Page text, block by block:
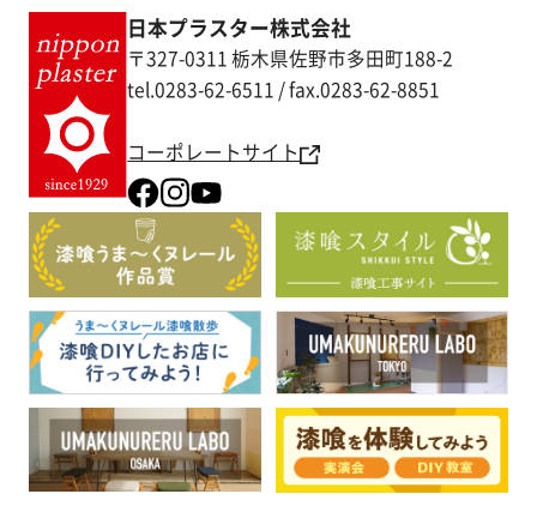
日本プラスター株式会社
〒327-0311 栃木県佐野市多田町188-2
tel.0283-62-6511 / fax.0283-62-8851
コーポレートサイト